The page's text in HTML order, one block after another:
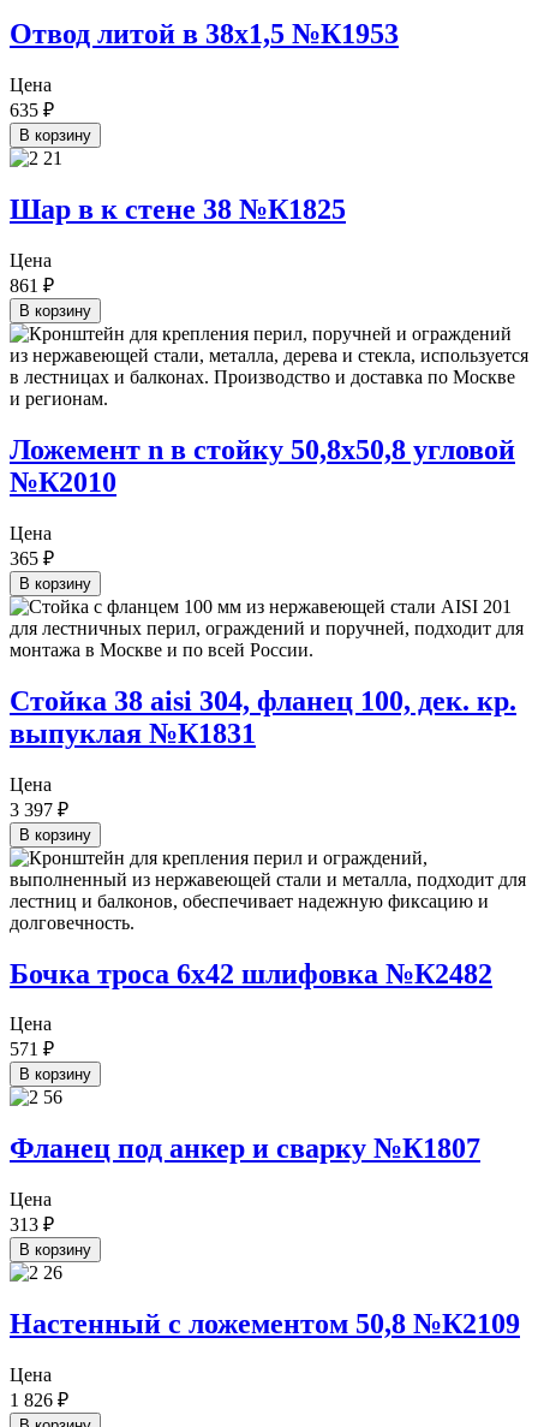
Отвод литой в 38х1,5 №К1953
Цена
635 ₽
В корзину
Шар в к стене 38 №К1825
Цена
861 ₽
В корзину
Ложемент n в стойку 50,8х50,8 угловой
№К2010
Цена
365 ₽
В корзину
Стойка 38 aisi 304, фланец 100, дек. кр.
выпуклая №К1831
Цена
3 397 ₽
В корзину
Бочка троса 6х42 шлифовка №К2482
Цена
571 ₽
В корзину
Фланец под анкер и сварку №К1807
Цена
313 ₽
В корзину
Настенный с ложементом 50,8 №К2109
Цена
1 826 ₽